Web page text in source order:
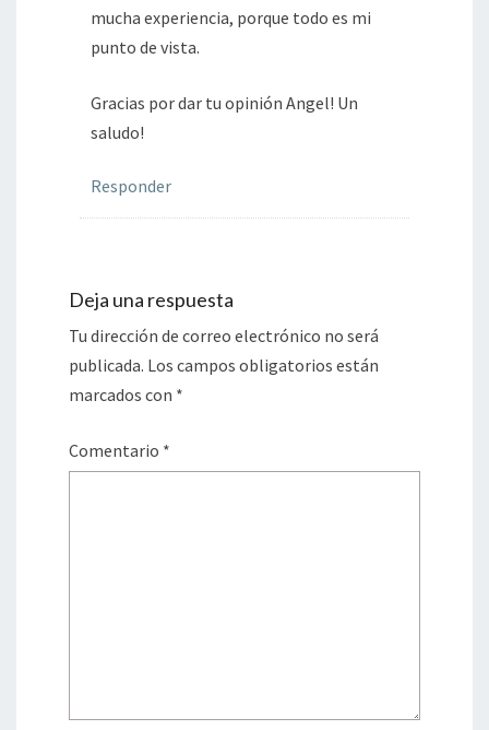
mucha experiencia, porque todo es mi
punto de vista.
Gracias por dar tu opinión Angel! Un
saludo!
Responder
Deja una respuesta
Tu dirección de correo electrónico no será
publicada. Los campos obligatorios están
marcados con *
Comentario *